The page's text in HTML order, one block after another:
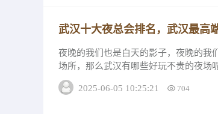
武汉十大夜总会排名，武汉最高
夜晚的我们也是白天的影子，夜晚的我
场所，那么武汉有哪些好玩不贵的夜场
那么就先和小编一起看看它们的消费详
2025-06-05 10:25:21
704